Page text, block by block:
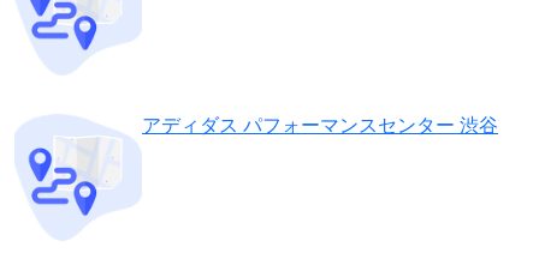
アディダス パフォーマンスセンター 渋谷